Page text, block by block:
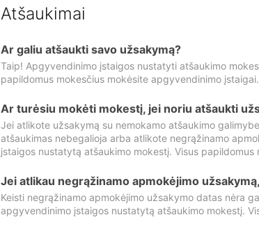
Atšaukimai
Ar galiu atšaukti savo užsakymą?
Taip! Apgyvendinimo įstaigos nustatyti atšaukimo
papildomus mokesčius mokėsite apgyvendinimo įstaigai.
Ar turėsiu mokėti mokestį, jei noriu atšaukti
Jei atlikote užsakymą su nemokamo atšaukimo
atšaukimas nebegalioja arba atlikote negrąžinamo
įstaigos nustatytą atšaukimo mokestį. Visus
Jei atlikau negrąžinamo apmokėjimo
Keisti negrąžinamo apmokėjimo užsakymo datas nėra
apgyvendinimo įstaigos nustatytą atšaukimo mokestį.